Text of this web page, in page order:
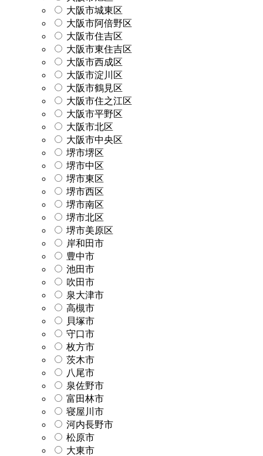
大阪市城東区
大阪市阿倍野区
大阪市住吉区
大阪市東住吉区
大阪市西成区
大阪市淀川区
大阪市鶴見区
大阪市住之江区
大阪市平野区
大阪市北区
大阪市中央区
堺市堺区
堺市中区
堺市東区
堺市西区
堺市南区
堺市北区
堺市美原区
岸和田市
豊中市
池田市
吹田市
泉大津市
高槻市
貝塚市
守口市
枚方市
茨木市
八尾市
泉佐野市
富田林市
寝屋川市
河内長野市
松原市
大東市